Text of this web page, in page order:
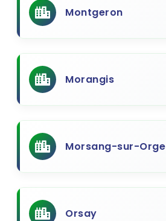
Montgeron
Morangis
Morsang-sur-Orge
Orsay